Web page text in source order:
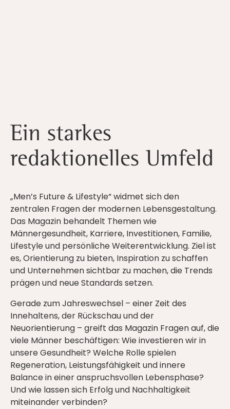
Ein starkes
redaktionelles Umfeld
„Men’s Future & Lifestyle“ widmet sich den
zentralen Fragen der modernen Lebensgestaltung.
Das Magazin behandelt Themen wie
Männergesundheit, Karriere, Investitionen, Familie,
Lifestyle und persönliche Weiterentwicklung. Ziel ist
es, Orientierung zu bieten, Inspiration zu schaffen
und Unternehmen sichtbar zu machen, die Trends
prägen und neue Standards setzen.
Gerade zum Jahreswechsel – einer Zeit des
Innehaltens, der Rückschau und der
Neuorientierung – greift das Magazin Fragen auf, die
viele Männer beschäftigen: Wie investieren wir in
unsere Gesundheit? Welche Rolle spielen
Regeneration, Leistungsfähigkeit und innere
Balance in einer anspruchsvollen Lebensphase?
Und wie lassen sich Erfolg und Nachhaltigkeit
miteinander verbinden?